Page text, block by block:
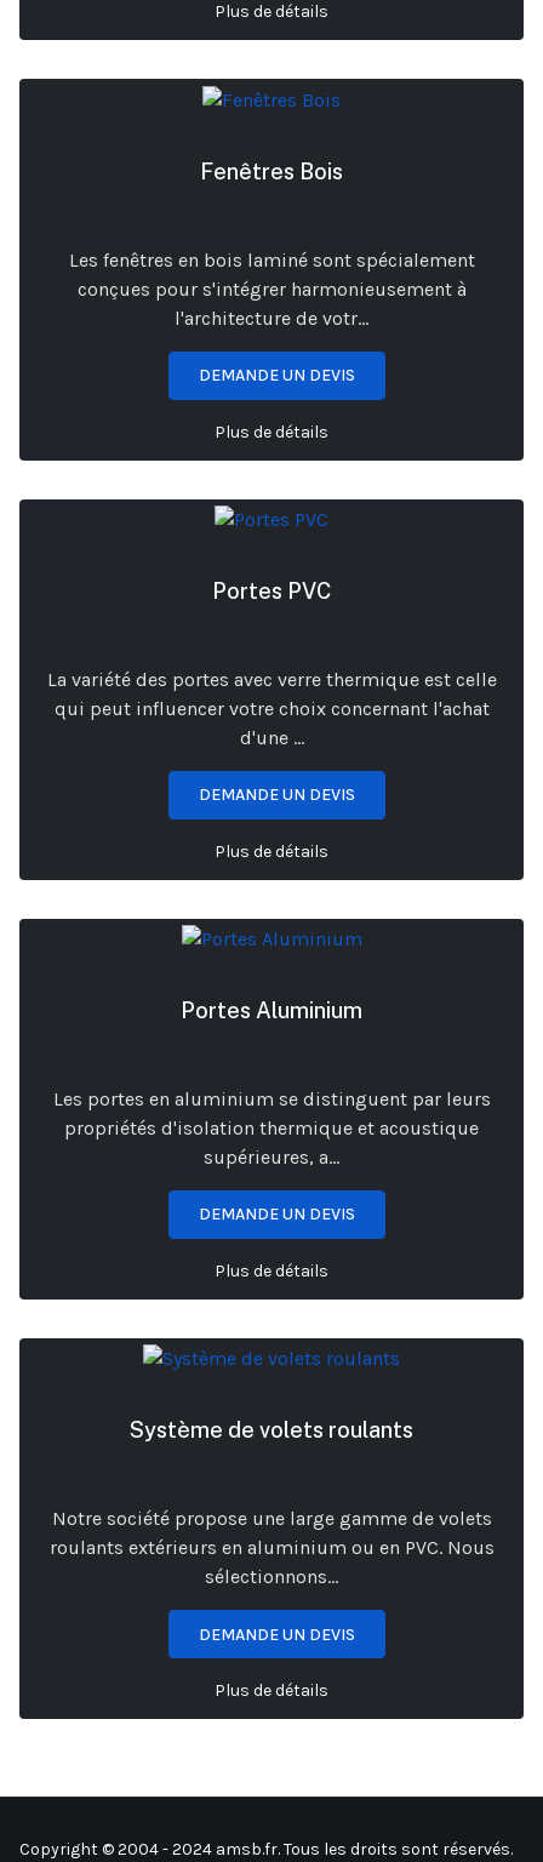
Plus de détails
Fenêtres Bois
Les fenêtres en bois laminé sont spécialement
conçues pour s'intégrer harmonieusement à
l'architecture de votr...
DEMANDE UN DEVIS
Plus de détails
Portes PVC
La variété des portes avec verre thermique est celle
qui peut influencer votre choix concernant l'achat
d'une ...
DEMANDE UN DEVIS
Plus de détails
Portes Aluminium
Les portes en aluminium se distinguent par leurs
propriétés d'isolation thermique et acoustique
supérieures, a...
DEMANDE UN DEVIS
Plus de détails
Système de volets roulants
Notre société propose une large gamme de volets
roulants extérieurs en aluminium ou en PVC. Nous
sélectionnons...
DEMANDE UN DEVIS
Plus de détails
Copyright © 2004 - 2024 amsb.fr. Tous les droits sont réservés.